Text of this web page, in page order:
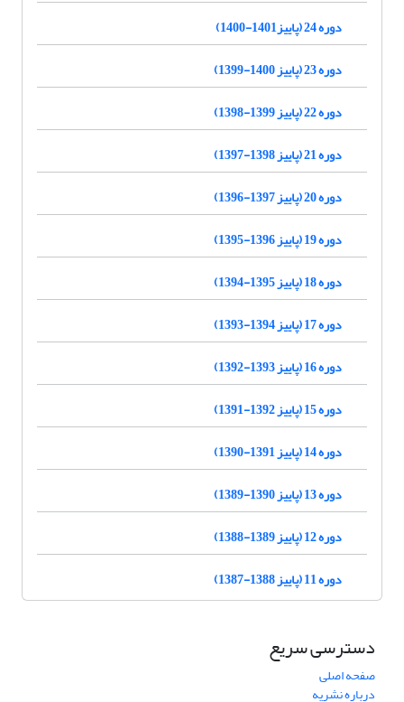
دوره 24 (پاییز1401-1400)
دوره 23 (پاییز 1400-1399)
دوره 22 (پاییز 1399-1398)
دوره 21 (پاییز 1398-1397)
دوره 20 (پاییز 1397-1396)
دوره 19 (پاییز 1396-1395)
دوره 18 (پاییز 1395-1394)
دوره 17 (پاییز 1394-1393)
دوره 16 (پاییز 1393-1392)
دوره 15 (پاییز 1392-1391)
دوره 14 (پاییز 1391-1390)
دوره 13 (پاییز 1390-1389)
دوره 12 (پاییز 1389-1388)
دوره 11 (پاییز 1388-1387)
دسترسی سریع
صفحه اصلی
درباره نشریه